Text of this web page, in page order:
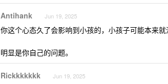
Antihank Jun 19, 2025
你这个心态久了会影响到小孩的，小孩子可能本来
明显是你自己的问题。
Rickkkkkkk Jun 19, 2025